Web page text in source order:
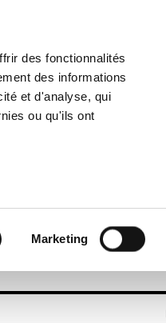
des fonctionnalités
des informations
et d'analyse, qui
ou qu'ils ont
Marketing